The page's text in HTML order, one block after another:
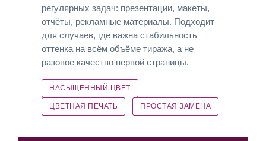
регулярных задач: презентации, макеты,
отчёты, рекламные материалы. Подходит
для случаев, где важна стабильность
оттенка на всём объёме тиража, а не
разовое качество первой страницы.
НАСЫЩЕННЫЙ ЦВЕТ
ЦВЕТНАЯ ПЕЧАТЬ ПРОСТАЯ ЗАМЕНА